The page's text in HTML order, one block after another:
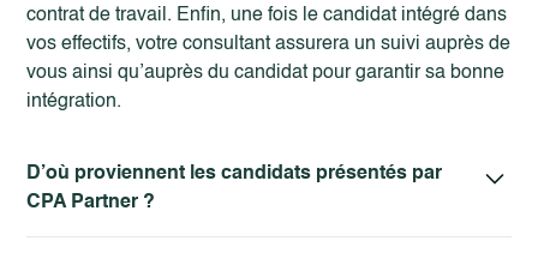
contrat de travail. Enfin, une fois le candidat intégré dans
vos effectifs, votre consultant assurera un suivi auprès de
vous ainsi qu’auprès du candidat pour garantir sa bonne
intégration.
D’où proviennent les candidats présentés par
CPA Partner ?